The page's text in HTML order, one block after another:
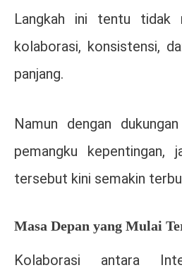
Langkah ini tentu tidak
kolaborasi, konsistensi,
panjang.
Namun dengan
pemangku kepentingan,
tersebut kini semakin
Masa Depan yang Mulai
Kolaborasi antara